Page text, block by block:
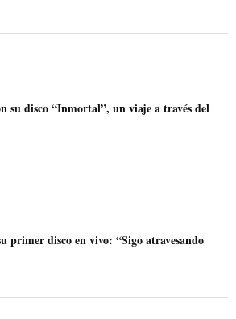
su disco “Inmortal”, un viaje a través del
primer disco en vivo: “Sigo atravesando